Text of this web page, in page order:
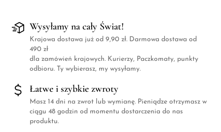
Wysyłamy na cały Świat!
Krajowa dostawa już od 9,90 zł. Darmowa dostawa od
490 zł
dla zamówień krajowych. Kurierzy, Paczkomaty, punkty
odbioru. Ty wybierasz, my wysyłamy.
Łatwe i szybkie zwroty
Masz 14 dni na zwrot lub wymianę. Pieniądze otrzymasz w
ciągu 48 godzin od momentu dostarczenia do nas
produktu.